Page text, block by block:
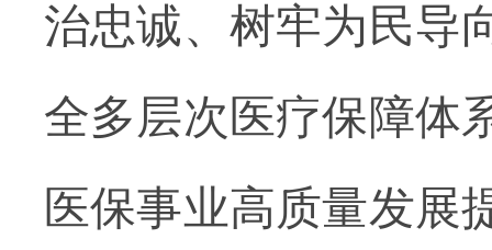
治忠诚、树牢为民导
全多层次 医疗保障体
医保事业高质量发展